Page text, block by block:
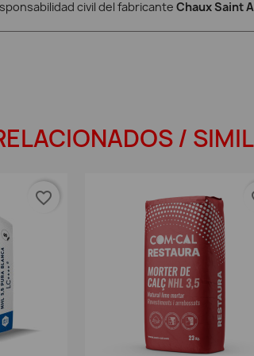
civil del fabricante Chaux Saint
/
favorite_border